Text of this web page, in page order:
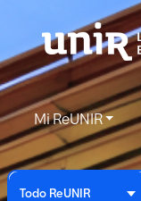
Mi ReUNIR
Todo ReUNIR